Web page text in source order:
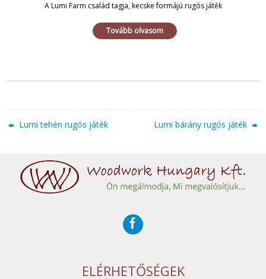
A Lumi Farm család tagja, kecske formájú rugós játék
Tovább olvasom
Lumi tehén rugós játék Lumi bárány rugós játék
ELÉRHETŐSÉGEK